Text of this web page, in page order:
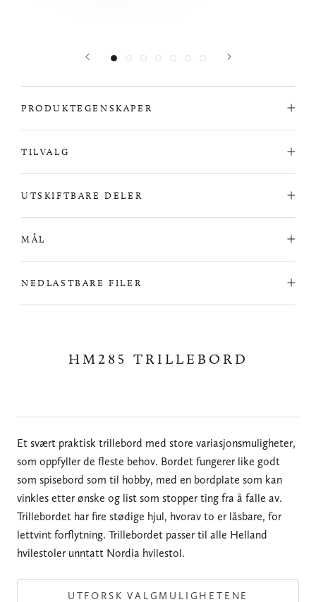
PRODUKTEGENSKAPER
TILVALG
UTSKIFTBARE DELER
MÅL
NEDLASTBARE FILER
HM285 TRILLEBORD
Et svært praktisk trillebord med store variasjonsmuligheter,
som oppfyller de fleste behov. Bordet fungerer like godt
som spisebord som til hobby, med en bordplate som kan
vinkles etter ønske og list som stopper ting fra å falle av.
Trillebordet har fire stødige hjul, hvorav to er låsbare, for
lettvint forflytning. Trillebordet passer til alle Helland
hvilestoler unntatt Nordia hvilestol.
UTFORSK VALGMULIGHETENE